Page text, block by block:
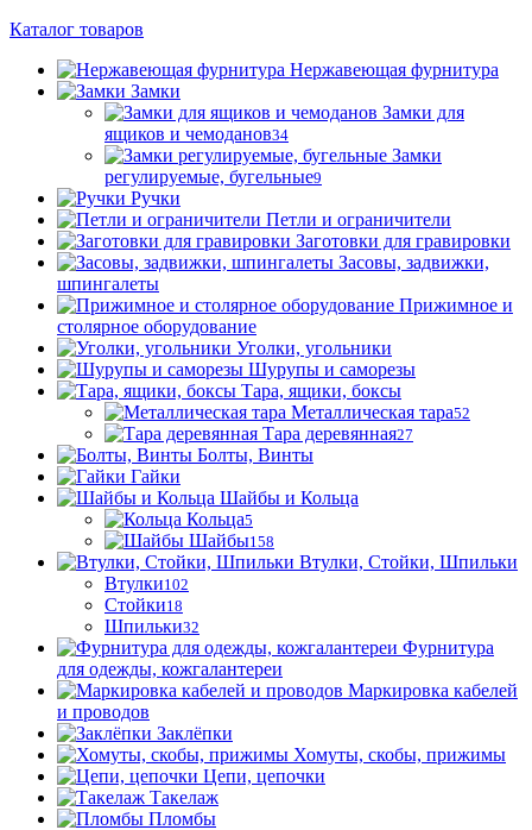
Каталог товаров
Нержавеющая фурнитура
Замки
Замки для
ящиков и чемоданов34
Замки
регулируемые, бугельные9
Ручки
Петли и ограничители
Заготовки для гравировки
Засовы, задвижки,
шпингалеты
Прижимное и
столярное оборудование
Уголки, угольники
Шурупы и саморезы
Тара, ящики, боксы
Металлическая тара52
Тара деревянная27
Болты, Винты
Гайки
Шайбы и Кольца
Кольца5
Шайбы158
Втулки, Стойки, Шпильки
Втулки102
Стойки18
Шпильки32
Фурнитура
для одежды, кожгалантереи
Маркировка кабелей
и проводов
Заклёпки
Хомуты, скобы, прижимы
Цепи, цепочки
Такелаж
Пломбы